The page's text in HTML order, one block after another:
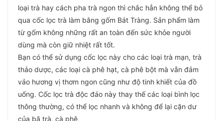
loại trà hay cách pha trà ngon thì chắc hẳn không thể bỏ
qua cốc lọc trà làm bằng gốm Bát Tràng. Sản phẩm làm
từ gốm không những rất an toàn đến sức khỏe người
dùng mà còn giữ nhiệt rất tốt.
Bạn có thể sử dụng cốc lọc này cho các loại trà mạn, trà
thảo dược, các loại cà phê hạt, cà phê bột mà vẫn đảm
vảo hương vị thơm ngon cũng như độ tinh khiết của đồ
uống. Cốc lọc trà độc đáo này thay thế các loại bình lọc
thông thường, có thể lọc nhanh và không để lại cặn dư
của bã trà, cà phê